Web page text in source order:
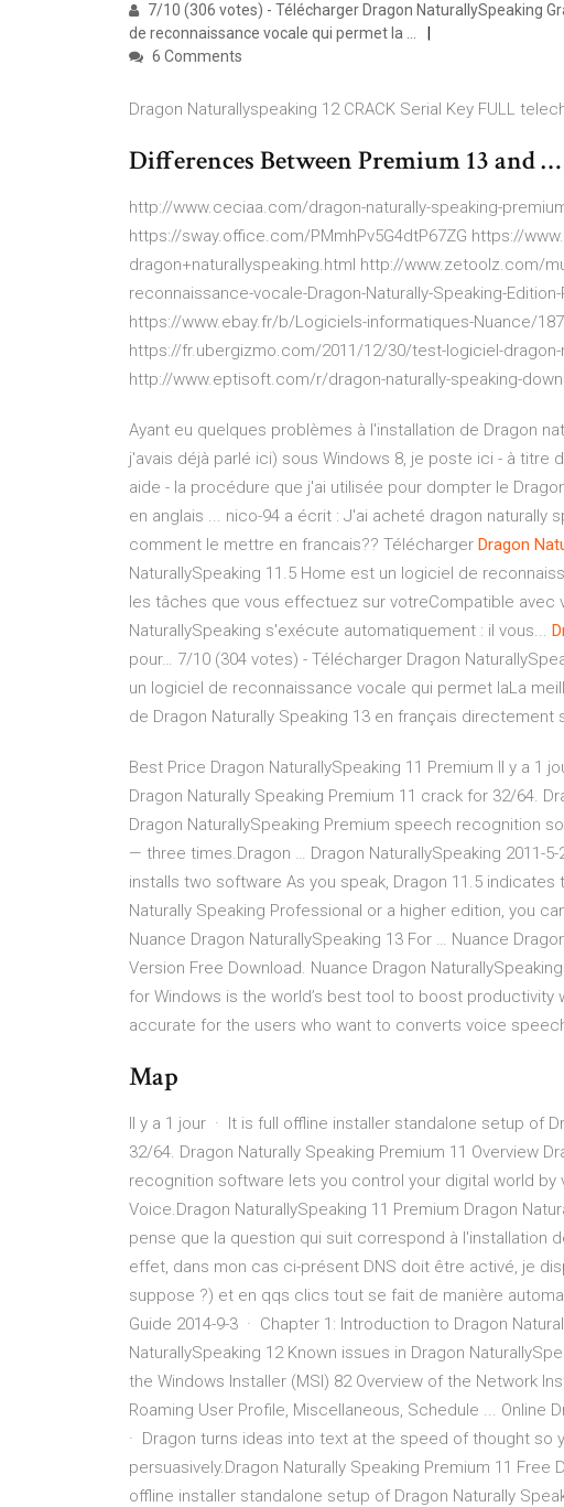
7/10 (306 votes) - Télécharger Dragon NaturallySpeaking
de reconnaissance vocale qui permet la ...
6 Comments
Dragon Naturallyspeaking 12 CRACK Serial Key FULL
Differences Between Premium 13 and …
http://www.ceciaa.com/dragon-naturally-speaking-
https://sway.office.com/PMmhPv5G4dtP67ZG https://
dragon+naturallyspeaking.html http://www.zetoolz.com/
reconnaissance-vocale-Dragon-Naturally-Speaking-
https://www.ebay.fr/b/Logiciels-informatiques-Nuance/
https://fr.ubergizmo.com/2011/12/30/test-logiciel-dragon-
http://www.eptisoft.com/r/dragon-naturally-speaking-
Ayant eu quelques problèmes à l'installation de Dragon
j'avais déjà parlé ici) sous Windows 8, je poste ici - à
aide - la procédure que j'ai utilisée pour dompter le
en anglais ... nico-94 a écrit : J'ai acheté dragon naturally
comment le mettre en francais?? Télécharger Dragon
NaturallySpeaking 11.5 Home est un logiciel de
les tâches que vous effectuez sur votreCompatible avec
NaturallySpeaking s'exécute automatiquement : il vous...
pour… 7/10 (304 votes) - Télécharger Dragon
un logiciel de reconnaissance vocale qui permet laLa
de Dragon Naturally Speaking 13 en français directement
Best Price Dragon NaturallySpeaking 11 Premium Il y a 1
Dragon Naturally Speaking Premium 11 crack for 32/64.
Dragon NaturallySpeaking Premium speech recognition
— three times.Dragon … Dragon NaturallySpeaking 2011-
installs two software As you speak, Dragon 11.5
Naturally Speaking Professional or a higher edition, you
Nuance Dragon NaturallySpeaking 13 For … Nuance
Version Free Download. Nuance Dragon
for Windows is the world’s best tool to boost
accurate for the users who want to converts voice
Map
Il y a 1 jour · It is full offline installer standalone setup of
32/64. Dragon Naturally Speaking Premium 11 Overview
recognition software lets you control your digital world
Voice.Dragon NaturallySpeaking 11 Premium Dragon
pense que la question qui suit correspond à l'installation
effet, dans mon cas ci-présent DNS doit être activé, je
suppose ?) et en qqs clics tout se fait de manière
Guide 2014-9-3 · Chapter 1: Introduction to Dragon
NaturallySpeaking 12 Known issues in Dragon
the Windows Installer (MSI) 82 Overview of the Network
Roaming User Profile, Miscellaneous, Schedule ... Online
· Dragon turns ideas into text at the speed of thought so
persuasively.Dragon Naturally Speaking Premium 11
offline installer standalone setup of Dragon Naturally